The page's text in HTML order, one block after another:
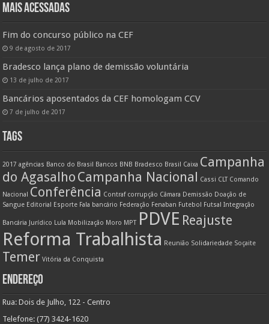
MAIS ACESSADAS
Fim do concurso público na CEF
9 de agosto de 2017
Bradesco lança plano de demissão voluntária
13 de julho de 2017
Bancários aposentados da CEF homologam CCV
7 de julho de 2017
TAGS
2017 agências Banco do Brasil Bancos BNB Bradesco Brasil Caixa Campanha
do Agasalho Campanha Nacional Cassi CLT Comando
Nacional
Conferência Contraf corrupção Câmara Demissão Doação de
Sangue Editorial Esporte Fala bancário Federação Fenaban Futebol Futsal Integração
Bancária Jurídico Lula Mobilização Moro MPT PDVE Reajuste
Reforma Trabalhista Reunião Solidariedade Soçaite
Temer Vitória da Conquista
ENDEREÇO
Rua: Dois de Julho, 122 - Centro
Telefone: (77) 3424-1620